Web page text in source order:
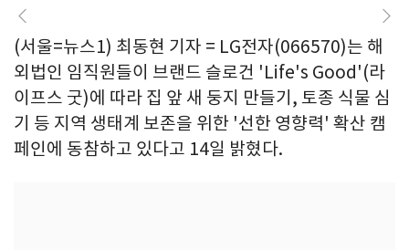
(서울=뉴스1) 최동현 기자 = LG전자(066570)는 해
외법인 임직원들이 브랜드 슬로건 'Life's Good'(라
이프스 굿)에 따라 집 앞 새 둥지 만들기, 토종 식물 심
기 등 지역 생태계 보존을 위한 '선한 영향력' 확산 캠
페인에 동참하고 있다고 14일 밝혔다.